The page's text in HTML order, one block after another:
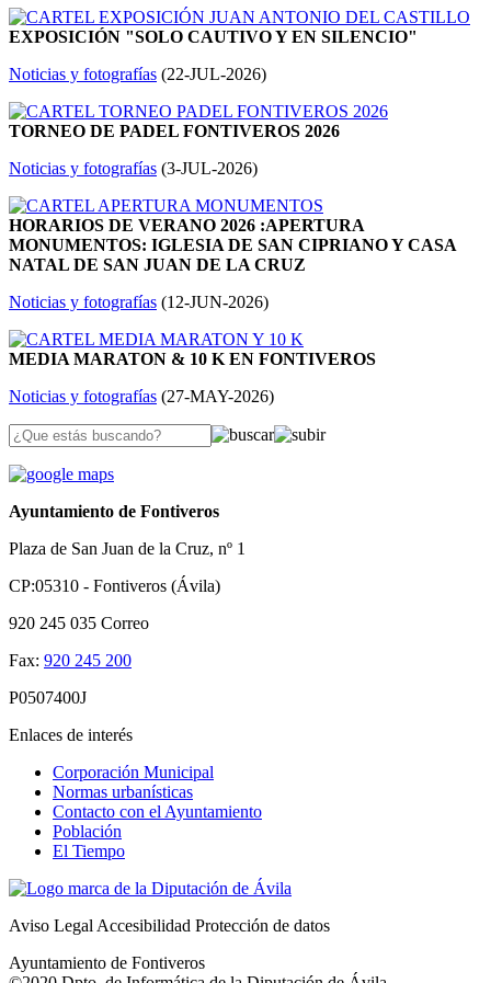
EXPOSICIÓN "SOLO CAUTIVO Y EN SILENCIO"
Noticias y fotografías (22-JUL-2026)
TORNEO DE PADEL FONTIVEROS 2026
Noticias y fotografías (3-JUL-2026)
HORARIOS DE VERANO 2026 :APERTURA
MONUMENTOS: IGLESIA DE SAN CIPRIANO Y CASA
NATAL DE SAN JUAN DE LA CRUZ
Noticias y fotografías (12-JUN-2026)
MEDIA MARATON & 10 K EN FONTIVEROS
Noticias y fotografías (27-MAY-2026)
Ayuntamiento de Fontiveros
Plaza de San Juan de la Cruz, nº 1
CP:05310 - Fontiveros (Ávila)
920 245 035 Correo
Fax: 920 245 200
P0507400J
Enlaces de interés
Corporación Municipal
Normas urbanísticas
Contacto con el Ayuntamiento
Población
El Tiempo
Aviso LegalAccesibilidad Protección de datos
Ayuntamiento de Fontiveros